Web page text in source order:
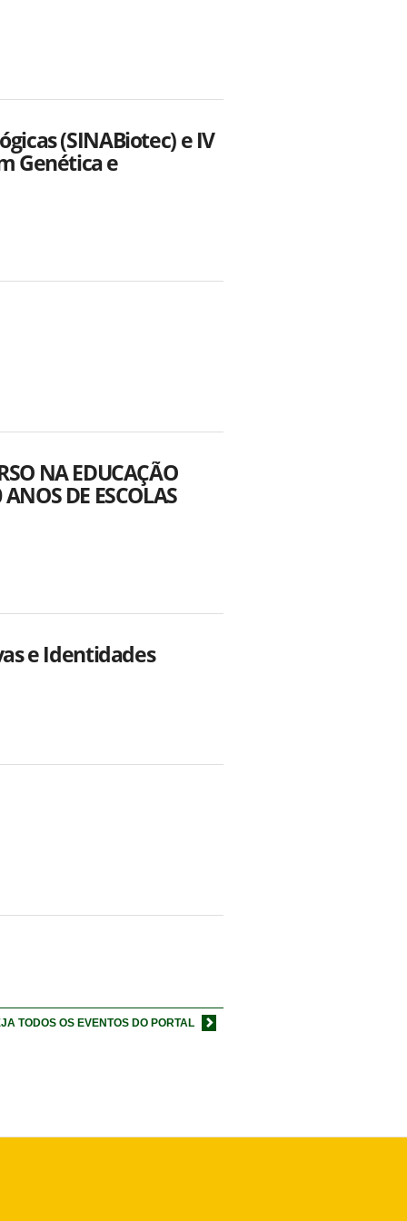
(SINABiotec) e IV
Genética e
NA EDUCAÇÃO
DE ESCOLAS
e Identidades
TODOS OS EVENTOS DO PORTAL